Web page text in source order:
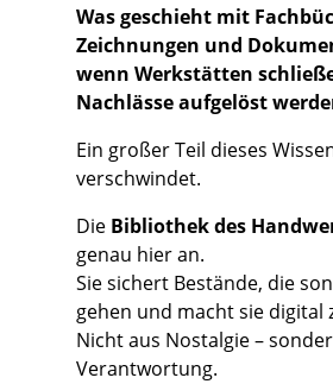
Was geschieht mit
Zeichnungen und
wenn Werkstätten
Nachlässe aufgelöst
Ein großer Teil dieses
verschwindet.
Die Bibliothek des
genau hier an.
Sie sichert Bestände, die
gehen und macht sie digital
Nicht aus Nostalgie –
Verantwortung.